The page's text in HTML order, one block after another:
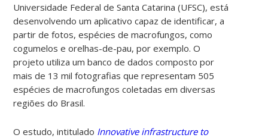
Universidade Federal de Santa Catarina (UFSC), está
desenvolvendo um aplicativo capaz de identificar, a
partir de fotos, espécies de macrofungos, como
cogumelos e orelhas-de-pau, por exemplo. O
projeto utiliza um banco de dados composto por
mais de 13 mil fotografias que representam 505
espécies de macrofungos coletadas em diversas
regiões do Brasil.
O estudo, intitulado Innovative infrastructure to